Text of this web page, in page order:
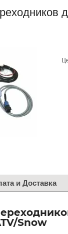
и Доставка
Snow